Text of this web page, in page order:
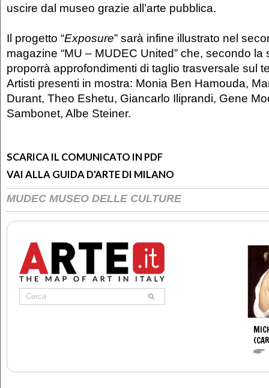
uscire dal museo grazie all’arte pubblica.
Il progetto “Exposure” sarà infine illustrato nel
magazine “MU – MUDEC United” che, secondo la
proporrà approfondimenti di taglio trasversale sul
Artisti presenti in mostra: Monia Ben Hamouda,
Durant, Theo Eshetu, Giancarlo Iliprandi, Gene
Sambonet, Albe Steiner.
SCARICA IL COMUNICATO IN PDF
VAI ALLA GUIDA D'ARTE DI MILANO
MUDEC MUSEO DELLE CULTURE